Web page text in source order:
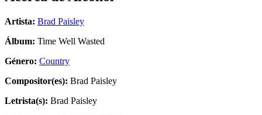
Artista: Brad Paisley
Álbum: Time Well Wasted
Género: Country
Compositor(es): Brad Paisley
Letrista(s): Brad Paisley